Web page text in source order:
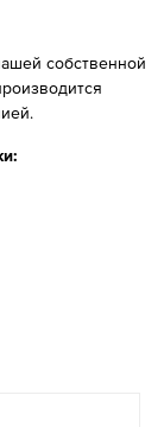
собственной